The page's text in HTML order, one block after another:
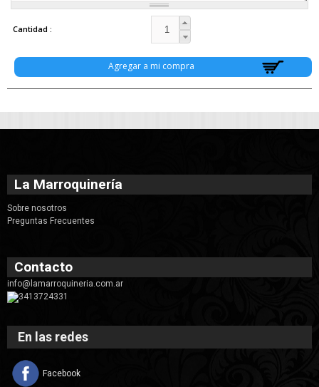
Cantidad
La Marroquinería
Sobre nosotros
Preguntas Frecuentes
Contacto
info@lamarroquineria.com.ar
3413724331
En las redes
Facebook